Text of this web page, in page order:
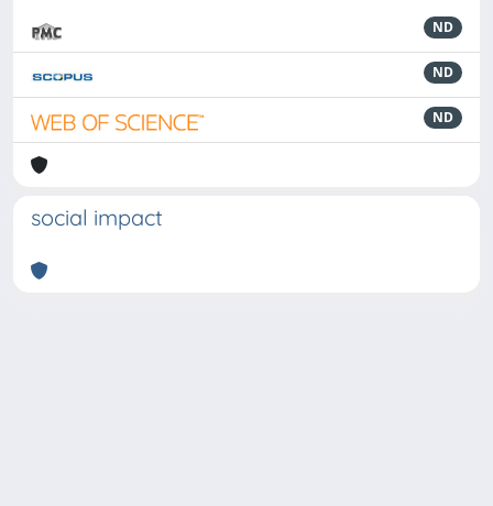
ND
ND
ND
social impact